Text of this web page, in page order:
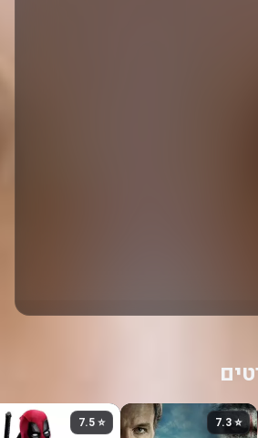
⭐ 7.3
⭐ 7.5